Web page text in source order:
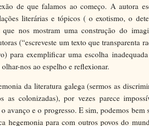
de que falamos ao começo. A autora
literárias e tópicos ( o exotismo, o
nos mostram uma construção do
(“escreveste um texto que transparenta
para exemplificar uma escolha
nos ao espelho e reflexionar.
da literatura galega (sermos as
as colonizadas), por vezes parece
e o progresso. E sim, podemos bem
hegemonia para com outros povos do